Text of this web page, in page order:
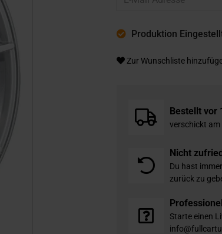
Produktion
Zur Wunschliste
Bestellt vor
verschickt am
Nicht
Du hast
zurück zu
Starte einen